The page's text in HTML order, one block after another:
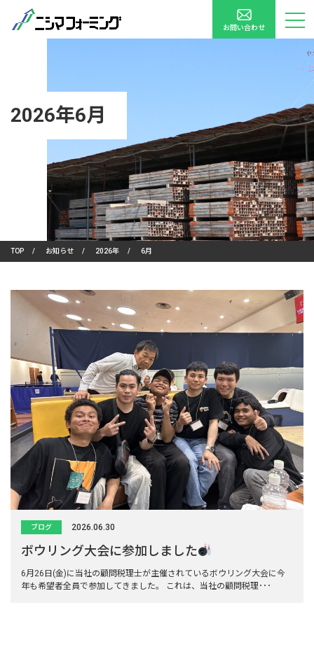
お問い合わせ
2026年6月
TOP / お知らせ / 2026年 / 6月
ブログ 2026.06.30
ボウリング大会に参加しました
6月26日(金)に当社の顧問税理士が主催されているボウリング大会に今
年も希望者全員で参加してきました。 これは、当社の顧問税理･･･